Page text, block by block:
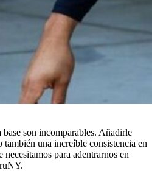
son incomparables. Añadirle
una increíble consistencia en
para adentrarnos en